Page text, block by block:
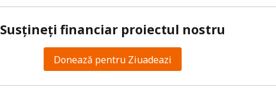
Susțineți financiar proiectul nostru
Donează pentru Ziuadeazi